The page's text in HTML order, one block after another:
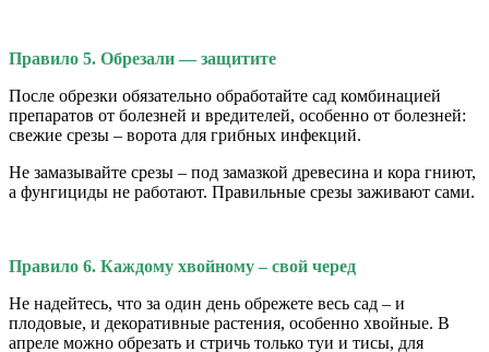
Правило 5. Обрезали — защитите
После обрезки обязательно обработайте сад комбинацией
препаратов от болезней и вредителей, особенно от болезней:
свежие срезы – ворота для грибных инфекций.
Не замазывайте срезы – под замазкой древесина и кора гниют,
а фунгициды не работают. Правильные срезы заживают сами.
Правило 6. Каждому хвойному – свой черед
Не надейтесь, что за один день обрежете весь сад – и
плодовые, и декоративные растения, особенно хвойные. В
апреле можно обрезать и стричь только туи и тисы, для